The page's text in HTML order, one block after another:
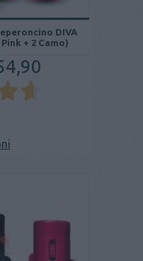
DIVA
+ 2 Camo)